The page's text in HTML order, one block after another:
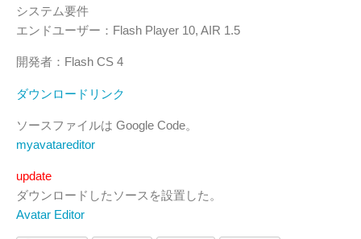
システム要件
エンドユーザー：Flash Player 10, AIR 1.5
開発者：Flash CS 4
ダウンロードリンク
ソースファイルは Google Code。
myavatareditor
update
ダウンロードしたソースを設置した。
Avatar Editor